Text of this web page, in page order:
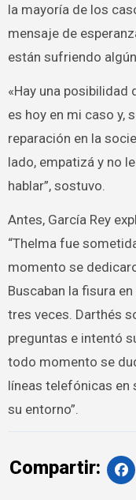
la mayoría de los
mensaje de
están sufriendo
«Hay una
es hoy en mi caso y,
reparación en la
lado, empatizá y no
hablar”, sostuvo.
Antes, García Rey
“Thelma fue
momento se
Buscaban la fisura
tres veces. Darthés
preguntas e intentó
todo momento se
líneas telefónicas en
su entorno”.
Compartir: